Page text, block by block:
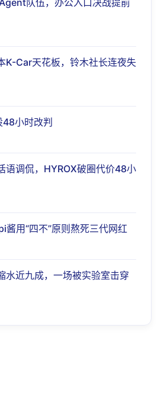
队伍，办公入口决战提前
K-Car天花板，铃木社长连夜失
小时改判
语调侃，HYROX破圈代价48小
酱用“四不”原则熬死三代网红
水近九成，一场被实验室击穿